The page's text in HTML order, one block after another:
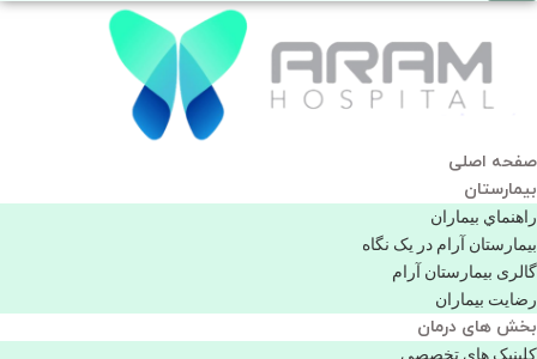
صفحه اصلی
بيمارستان
راهنماي بیماران
بیمارستان آرام در یک نگاه
گالری بیمارستان آرام
رضایت بیماران
بخش های درمان
کلینیک های تخصصی